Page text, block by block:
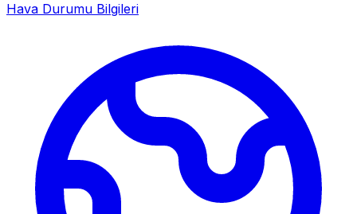
Hava Durumu Bilgileri